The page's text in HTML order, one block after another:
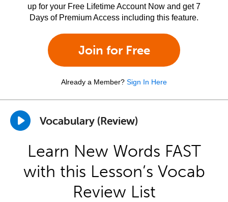
up for your Free Lifetime Account Now and get 7
Days of Premium Access including this feature.
Join for Free
Already a Member? Sign In Here
Vocabulary (Review)
Learn New Words FAST
with this Lesson’s Vocab
Review List